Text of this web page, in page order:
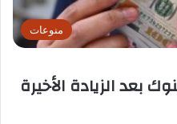
منوعات
بعد الزيادة الأخيرة